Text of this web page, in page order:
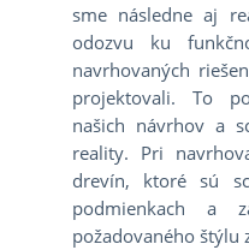
sme následne aj
odozvu ku
navrhovaných
projektovali. To
našich návrhov a
reality. Pri
drevín, ktoré sú
podmienkach a
požadovaného štýlu